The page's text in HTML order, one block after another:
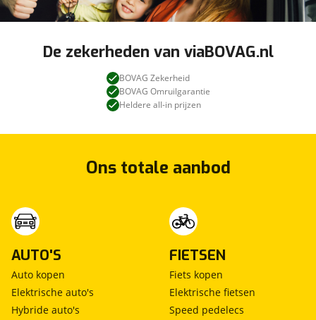
De zekerheden van viaBOVAG.nl
BOVAG Zekerheid
BOVAG Omruilgarantie
Heldere all-in prijzen
Ons totale aanbod
AUTO'S
Auto kopen
Elektrische auto's
Hybride auto's
FIETSEN
Fiets kopen
Elektrische fietsen
Speed pedelecs